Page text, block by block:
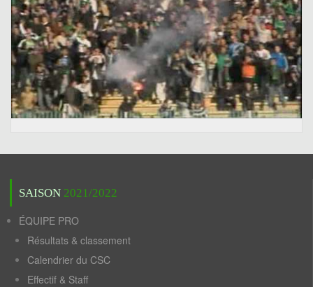
SAISON 2021/2022
ÉQUIPE PRO
Résultats & classement
Calendrier du CSC
Effectif & Staff